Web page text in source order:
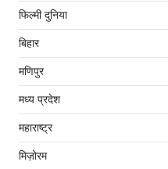
फिल्मी दुनिया
बिहार
मणिपुर
मध्‍य प्रदेश
महाराष्‍ट्र
मिज़ोरम